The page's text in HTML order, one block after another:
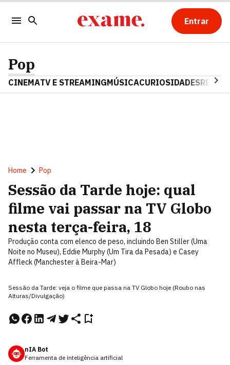
Entrar
Pop
CINEMATV E STREAMINGMÚSICACURIOSIDADES
Home Pop
Sessão da Tarde hoje: qual
filme vai passar na TV Globo
nesta terça-feira, 18
Produção conta com elenco de peso, incluindo Ben Stiller (Uma
Noite no Museu), Eddie Murphy (Um Tira da Pesada) e Casey
Affleck (Manchester à Beira-Mar)
Sessão da Tarde: veja o filme que passa na TV Globo hoje (Roubo nas
Alturas/Divulgação)
nIA Bot
Ferramenta de inteligência artificial